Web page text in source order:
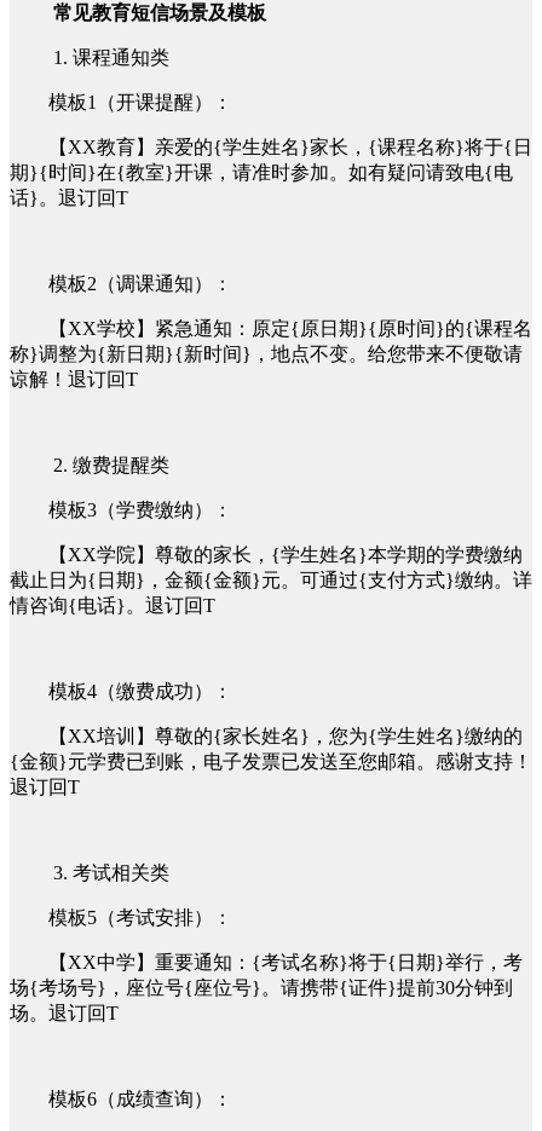
常见教育短信场景及模板
1. 课程通知类
模板1（开课提醒）：
【XX教育】亲爱的{学生姓名}家长，{课程名称}将于{日
期}{时间}在{教室}开课，请准时参加。如有疑问请致电{电
话}。退订回T
模板2（调课通知）：
【XX学校】紧急通知：原定{原日期}{原时间}的{课程名
称}调整为{新日期}{新时间}，地点不变。给您带来不便敬请
谅解！退订回T
2. 缴费提醒类
模板3（学费缴纳）：
【XX学院】尊敬的家长，{学生姓名}本学期的学费缴纳
截止日为{日期}，金额{金额}元。可通过{支付方式}缴纳。详
情咨询{电话}。退订回T
模板4（缴费成功）：
【XX培训】尊敬的{家长姓名}，您为{学生姓名}缴纳的
{金额}元学费已到账，电子发票已发送至您邮箱。感谢支持！
退订回T
3. 考试相关类
模板5（考试安排）：
【XX中学】重要通知：{考试名称}将于{日期}举行，考
场{考场号}，座位号{座位号}。请携带{证件}提前30分钟到
场。退订回T
模板6（成绩查询）：